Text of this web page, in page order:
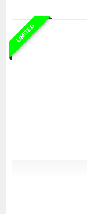
LIMITED